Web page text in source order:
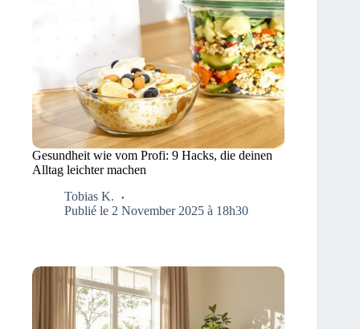
Gesundheit wie vom Profi: 9 Hacks, die deinen
Alltag leichter machen
Tobias K.
Publié le 2 November 2025 à 18h30